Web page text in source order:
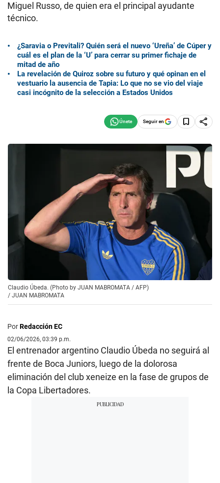
Miguel Russo, de quien era el principal ayudante
técnico.
¿Saravia o Previtali? Quién será el nuevo ‘Ureña’ de Cúper y
cuál es el plan de la ‘U’ para cerrar su primer fichaje de
mitad de año
La revelación de Quiroz sobre su futuro y qué opinan en el
vestuario la ausencia de Tapia: Lo que no se vio del viaje
casi incógnito de la selección a Estados Unidos
Seguir en
Claudio Úbeda. (Photo by JUAN MABROMATA / AFP)
/ JUAN MABROMATA
PorRedacción EC
02/06/2026, 03:39 p.m.
El entrenador argentino Claudio Úbeda no seguirá al
frente de Boca Juniors, luego de la dolorosa
eliminación del club xeneize en la fase de grupos de
la Copa Libertadores.